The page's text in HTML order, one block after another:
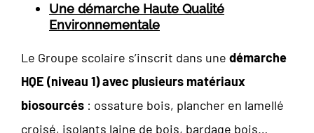
Une démarche Haute Qualité
Environnementale
Le Groupe scolaire s’inscrit dans une démarche
HQE (niveau 1) avec plusieurs matériaux
biosourcés : ossature bois, plancher en lamellé
croisé, isolants laine de bois, bardage bois…